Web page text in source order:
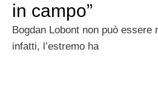
in campo”
Bogdan Lobont non può essere
infatti, l’estremo ha